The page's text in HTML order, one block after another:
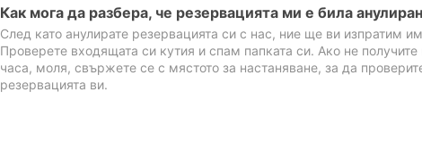
Как мога да разбера, че резервацията ми е била
След като анулирате резервацията си с нас, ние ще ви изпратим
Проверете входящата си кутия и спам папката си. Ако не
часа, моля, свържете се с мястото за настаняване, за да
резервацията ви.